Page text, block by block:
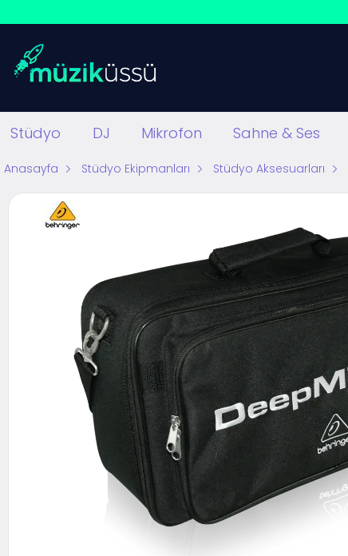
Stüdyo DJ Mikrofon Sahne & Ses
Anasayfa Stüdyo Ekipmanları Stüdyo Aksesuarları